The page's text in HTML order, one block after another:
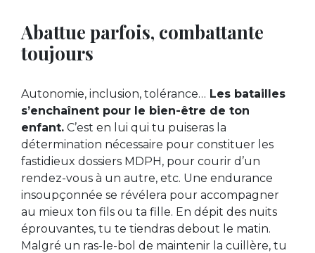
Abattue parfois, combattante
toujours
Autonomie, inclusion, tolérance… Les batailles
s’enchaînent pour le bien-être de ton
enfant. C’est en lui qui tu puiseras la
détermination nécessaire pour constituer les
fastidieux dossiers MDPH, pour courir d’un
rendez-vous à un autre, etc. Une endurance
insoupçonnée se révélera pour accompagner
au mieux ton fils ou ta fille. En dépit des nuits
éprouvantes, tu te tiendras debout le matin.
Malgré un ras-le-bol de maintenir la cuillère, tu